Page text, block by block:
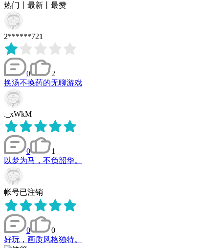
热门
最新 最赞
2******721
0
2
换汤不换药的无聊游戏
._xWkM
0
1
以梦为马，不负韶华。
帐号已注销
0
0
好玩，画质风格独特。